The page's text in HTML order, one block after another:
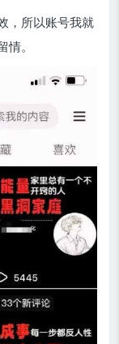
，所以账号我就
。